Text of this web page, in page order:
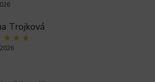
Trojková